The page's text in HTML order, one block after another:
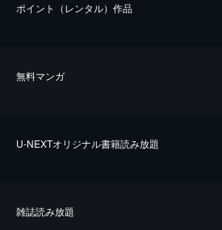
ポイント（レンタル）作品
無料マンガ
U-NEXTオリジナル書籍読み放題
雑誌読み放題